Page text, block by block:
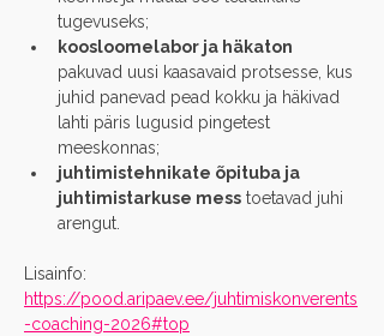
tugevuseks;
koosloomelabor ja häkaton
pakuvad uusi kaasavaid protsesse, kus
juhid panevad pead kokku ja häkivad
lahti päris lugusid pingetest
meeskonnas;
juhtimistehnikate õpituba ja
juhtimistarkuse mess toetavad juhi
arengut.
Lisainfo:
https://pood.aripaev.ee/juhtimiskonverents
-coaching-2026#top